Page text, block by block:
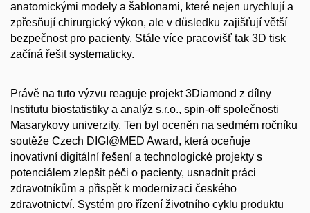
anatomickými modely a šablonami, které nejen urychlují a
zpřesňují chirurgický výkon, ale v důsledku zajišťují větší
bezpečnost pro pacienty. Stále více pracovišť tak 3D tisk
začíná řešit systematicky.
Právě na tuto výzvu reaguje projekt 3Diamond z dílny
Institutu biostatistiky a analýz s.r.o., spin-off společnosti
Masarykovy univerzity. Ten byl oceněn na sedmém ročníku
soutěže Czech DIGI@MED Award, která oceňuje
inovativní digitální řešení a technologické projekty s
potenciálem zlepšit péči o pacienty, usnadnit práci
zdravotníkům a přispět k modernizaci českého
zdravotnictví. Systém pro řízení životního cyklu produktu